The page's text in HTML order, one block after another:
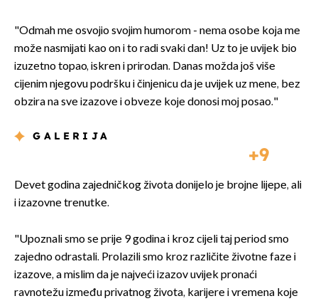
"Odmah me osvojio svojim humorom - nema osobe koja me
može nasmijati kao on i to radi svaki dan! Uz to je uvijek bio
izuzetno topao, iskren i prirodan. Danas možda još više
cijenim njegovu podršku i činjenicu da je uvijek uz mene, bez
obzira na sve izazove i obveze koje donosi moj posao."
GALERIJA
9
Devet godina zajedničkog života donijelo je brojne lijepe, ali
i izazovne trenutke.
"Upoznali smo se prije 9 godina i kroz cijeli taj period smo
zajedno odrastali. Prolazili smo kroz različite životne faze i
izazove, a mislim da je najveći izazov uvijek pronaći
ravnotežu između privatnog života, karijere i vremena koje